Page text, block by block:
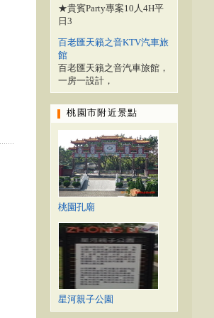
★貴賓Party專案10人4H平
日3
百老匯天籟之音KTV汽車旅
館
百老匯天籟之音汽車旅館，
一房一設計，
桃園市附近景點
桃園孔廟
星河親子公園